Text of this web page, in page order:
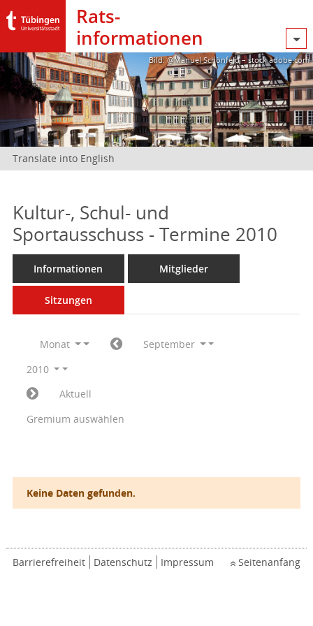
Rats­
informationen
Bild: @Manuel Schönfeld – stock.adobe.com
Translate into English
Kultur-, Schul- und
Sportausschuss - Termine 2010
Informationen Mitglieder
Sitzungen
Monat
September
2010
Aktuell
Gremium auswählen
Keine Daten gefunden.
Barrierefreiheit Datenschutz Impressum Seitenanfang